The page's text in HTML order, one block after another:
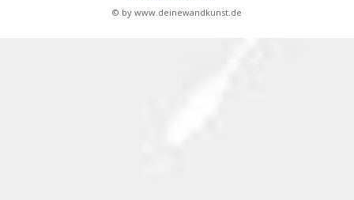
© by www.deinewandkunst.de